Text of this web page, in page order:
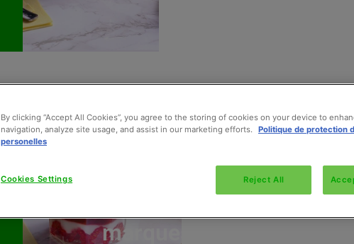
les
marques
By clicking “Accept All Cookies”, you agree to the storing of cookies on your device to
navigation, analyze site usage, and assist in our marketing efforts. Politique de protection
personelles
Reject All
Cookies Settings